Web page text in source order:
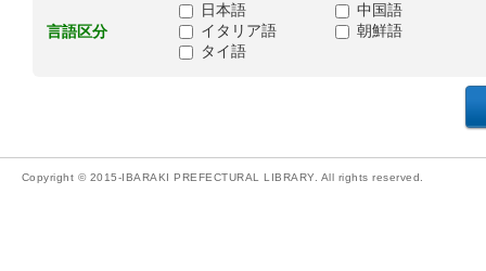
言語区分
日本語
中国語
イタリア語
朝鮮語
タイ語
Copyright © 2015-IBARAKI PREFECTURAL LIBRARY. All rights reserved.